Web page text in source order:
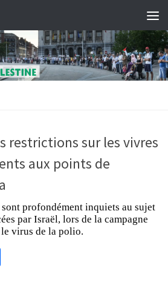
restrictions sur les vivres
aux points de
profondément inquiets au sujet
par Israël, lors de la campagne
virus de la polio.